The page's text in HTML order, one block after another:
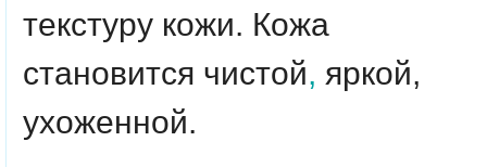
текстуру кожи. Кожа
становится чистой, яркой,
ухоженной.